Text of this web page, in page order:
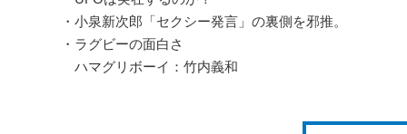
・小泉新次郎「セクシー発言」の裏側を邪推。
・ラグビーの面白さ
ハマグリボーイ：竹内義和